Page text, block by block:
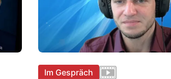
Im Gespräch